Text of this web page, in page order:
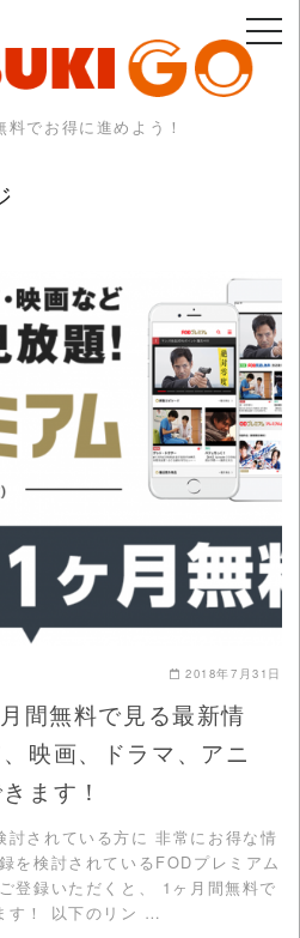
でお得に進めよう！
MORE
2018年7月31日
間無料で見る最新情
映画、ドラマ、アニ
ます！
討されている方に 非常にお得な情
を検討されているFODプレミアム
登録いただくと、 1ヶ月間無料で
す！ 以下のリン …